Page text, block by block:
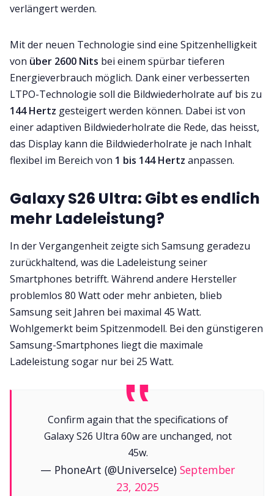
verlängert werden.
Mit der neuen Technologie sind eine Spitzenhelligkeit
von über 2600 Nits bei einem spürbar tieferen
Energieverbrauch möglich. Dank einer verbesserten
LTPO-Technologie soll die Bildwiederholrate auf bis zu
144 Hertz gesteigert werden können. Dabei ist von
einer adaptiven Bildwiederholrate die Rede, das heisst,
das Display kann die Bildwiederholrate je nach Inhalt
flexibel im Bereich von 1 bis 144 Hertz anpassen.
Galaxy S26 Ultra: Gibt es endlich
mehr Ladeleistung?
In der Vergangenheit zeigte sich Samsung geradezu
zurückhaltend, was die Ladeleistung seiner
Smartphones betrifft. Während andere Hersteller
problemlos 80 Watt oder mehr anbieten, blieb
Samsung seit Jahren bei maximal 45 Watt.
Wohlgemerkt beim Spitzenmodell. Bei den günstigeren
Samsung-Smartphones liegt die maximale
Ladeleistung sogar nur bei 25 Watt.
Confirm again that the specifications of
Galaxy S26 Ultra 60w are unchanged, not
45w.
— PhoneArt (@UniverseIce) September
23, 2025